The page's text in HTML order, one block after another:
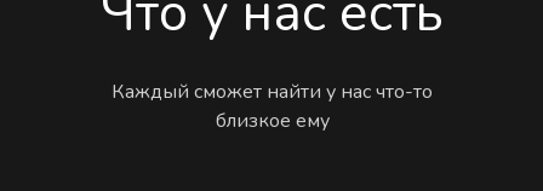
Каждый сможет найти у нас что-то
близкое ему